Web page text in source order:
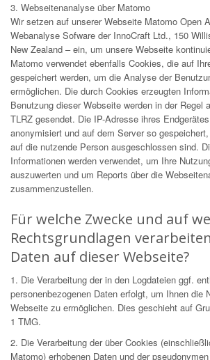
3. Webseitenanalyse über Matomo
Wir setzen auf unserer Webseite Matomo Open
Webanalyse Sofware der InnoCraft Ltd., 150
New Zealand – ein, um unsere Webseite
Matomo verwendet ebenfalls Cookies, die auf
gespeichert werden, um die Analyse der
ermöglichen. Die durch Cookies erzeugten
Benutzung dieser Webseite werden in der Regel
TLRZ gesendet. Die IP-Adresse ihres
anonymisiert und auf dem Server so
auf die nutzende Person ausgeschlossen sind.
Informationen werden verwendet, um Ihre
auszuwerten und um Reports über die
zusammenzustellen.
Für welche Zwecke und auf
Rechtsgrundlagen
Daten auf dieser Webseite?
1. Die Verarbeitung der in den Logdateien ggf.
personenbezogenen Daten erfolgt, um Ihnen die
Webseite zu ermöglichen. Dies geschieht auf
1 TMG.
2. Die Verarbeitung der über Cookies
Matomo) erhobenen Daten und der